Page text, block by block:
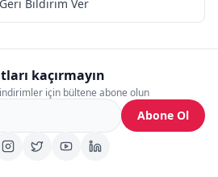
Geri Bildirim Ver
kaçırmayın
için bültene abone olun
Abone Ol